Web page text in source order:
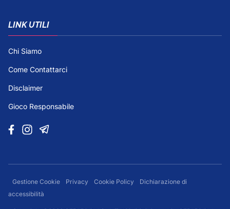
LINK UTILI
Chi Siamo
Come Contattarci
Disclaimer
Gioco Responsabile
Gestione Cookie Privacy Cookie Policy
Dichiarazione di
accessibilità